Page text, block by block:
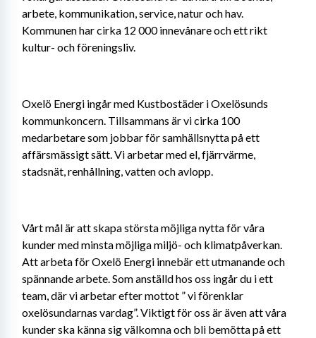
arbete, kommunikation, service, natur och hav.
Kommunen har cirka 12 000 innevånare och ett rikt
kultur- och föreningsliv.
Oxelö Energi ingår med Kustbostäder i Oxelösunds
kommunkoncern. Tillsammans är vi cirka 100
medarbetare som jobbar för samhällsnytta på ett
affärsmässigt sätt. Vi arbetar med el, fjärrvärme,
stadsnät, renhållning, vatten och avlopp.
Vårt mål är att skapa största möjliga nytta för våra
kunder med minsta möjliga miljö- och klimatpåverkan.
Att arbeta för Oxelö Energi innebär ett utmanande och
spännande arbete. Som anställd hos oss ingår du i ett
team, där vi arbetar efter mottot ” vi förenklar
oxelösundarnas vardag”. Viktigt för oss är även att våra
kunder ska känna sig välkomna och bli bemötta på ett